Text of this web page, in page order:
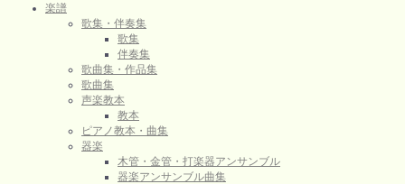
楽譜
歌集・伴奏集
歌集
伴奏集
歌曲集・作品集
歌曲集
声楽教本
教本
ピアノ教本・曲集
器楽
木管・金管・打楽器アンサンブル
器楽アンサンブル曲集